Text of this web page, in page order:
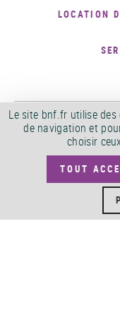
LOCATION
PLAN DU SITE
CONDITIONS
D'UTILISATION
ACCESSIBILITÉ
Le site bnf.fr utilise
de navigation et
choisir
TOUT